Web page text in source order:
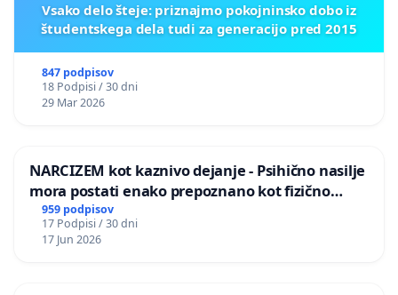
Vsako delo šteje: priznajmo pokojninsko dobo iz
študentskega dela tudi za generacijo pred 2015
847 podpisov
18 Podpisi / 30 dni
29 Mar 2026
NARCIZEM kot kaznivo dejanje - Psihično nasilje
mora postati enako prepoznano kot fizično
nasilje
959 podpisov
17 Podpisi / 30 dni
17 Jun 2026